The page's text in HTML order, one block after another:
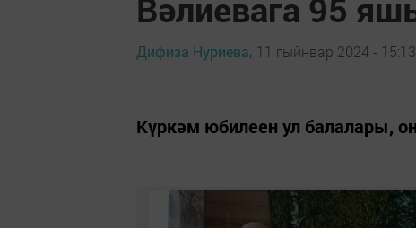
Вәлиевага 95
Дифиза Нуриева, 11 гыйнвар 2024 - 15:13
Күркәм юбилеен ул балалары,